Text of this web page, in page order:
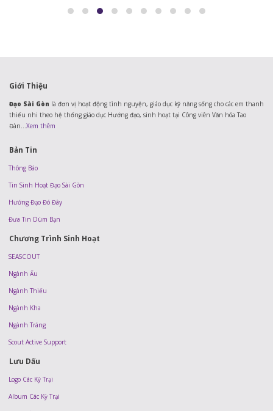
Giới Thiệu
Đạo Sài Gòn là đơn vị hoạt động tình nguyện, giáo dục kỹ năng sống cho các em thanh
thiếu nhi theo hệ thống giáo dục Hướng đạo, sinh hoạt tại Công viên Văn hóa Tao
Đàn...Xem thêm
Bản Tin
Thông Báo
Tin Sinh Hoạt Đạo Sài Gòn
Hướng Đạo Đó Đây
Đưa Tin Dùm Bạn
Chương Trình Sinh Hoạt
SEASCOUT
Ngành Ấu
Ngành Thiếu
Ngành Kha
Ngành Tráng
Scout Active Support
Lưu Dấu
Logo Các Kỳ Trại
Album Các Kỳ Trại